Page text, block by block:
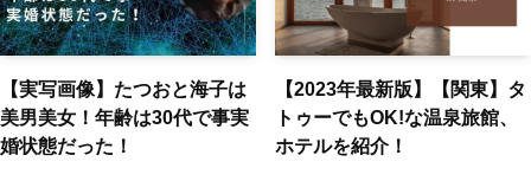
【実写画像】たつおと海子は
美男美女！年齢は30代で事実
婚状態だった！
【2023年最新版】【関東】タ
トゥーでもOK!な温泉旅館、
ホテルを紹介！